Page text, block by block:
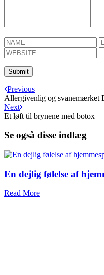
Previous
Allergivenlig og svanemærket
Next
Et løft til brynene med botox
Se også disse indlæg
En dejlig følelse af
Read More